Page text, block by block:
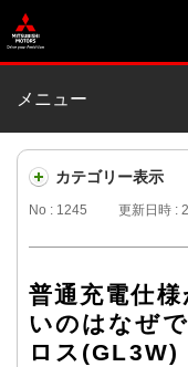
メニュー
カテゴリー表示
No : 1245 更新日時 :
普通充電仕
いのはなぜ
ロス(GL3W)